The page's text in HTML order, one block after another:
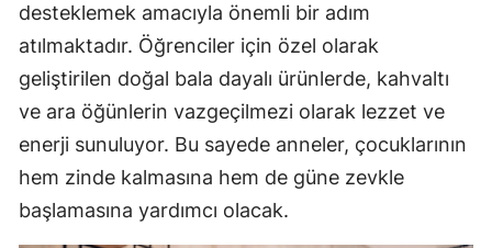
desteklemek amacıyla önemli bir adım
atılmaktadır. Öğrenciler için özel olarak
geliştirilen doğal bala dayalı ürünlerde, kahvaltı
ve ara öğünlerin vazgeçilmezi olarak lezzet ve
enerji sunuluyor. Bu sayede anneler, çocuklarının
hem zinde kalmasına hem de güne zevkle
başlamasına yardımcı olacak.